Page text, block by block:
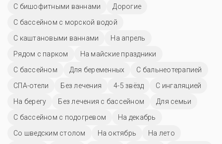
С бишофитными ваннами
Дорогие
С бассейном с морской водой
С каштановыми ваннами
На апрель
Рядом с парком
На майские праздники
C бассейном
Для беременных
С бальнеотерапией
СПА-отели
Без лечения 4-5 звёзд
С ингаляцией
На берегу
Без лечения с бассейном
Для семьи
С бассейном с подогревом
На декабрь
Со шведским столом
На октябрь
На лето